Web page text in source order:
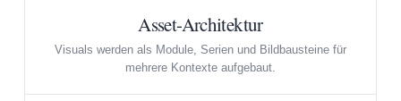
Asset-Architektur
Visuals werden als Module, Serien und Bildbausteine für
mehrere Kontexte aufgebaut.